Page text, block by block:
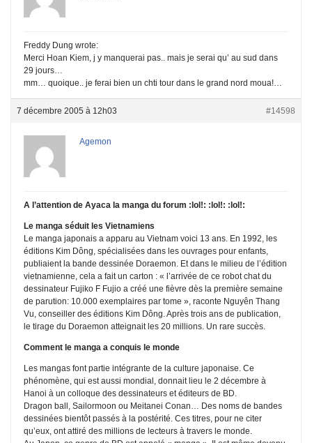
Freddy Dung wrote:
Merci Hoan Kiem, j y manquerai pas.. mais je serai qu’ au sud dans
29 jours…
mm… quoique.. je ferai bien un chti tour dans le grand nord moua!…
7 décembre 2005 à 12h03 #14598
Agemon
A l’attention de Ayaca la manga du forum :lol!: :lol!: :lol!:
Le manga séduit les Vietnamiens
Le manga japonais a apparu au Vietnam voici 13 ans. En 1992, les
éditions Kim Dông, spécialisées dans les ouvrages pour enfants,
publiaient la bande dessinée Doraemon. Et dans le milieu de l’édition
vietnamienne, cela a fait un carton : « l’arrivée de ce robot chat du
dessinateur Fujiko F Fujio a créé une fièvre dès la première semaine
de parution: 10.000 exemplaires par tome », raconte Nguyên Thang
Vu, conseiller des éditions Kim Dông. Après trois ans de publication,
le tirage du Doraemon atteignait les 20 millions. Un rare succès.
Comment le manga a conquis le monde
Les mangas font partie intégrante de la culture japonaise. Ce
phénomène, qui est aussi mondial, donnait lieu le 2 décembre à
Hanoi à un colloque des dessinateurs et éditeurs de BD.
Dragon ball, Sailormoon ou Meitanei Conan… Des noms de bandes
dessinées bientôt passés à la postérité. Ces titres, pour ne citer
qu’eux, ont attiré des millions de lecteurs à travers le monde.